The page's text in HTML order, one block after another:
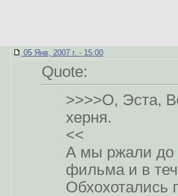
05 Янв, 2007 г. - 15:00
Quote:
>>>>О, Эста,
херня.
<<
А мы ржали до
фильма и в
Обхохотались